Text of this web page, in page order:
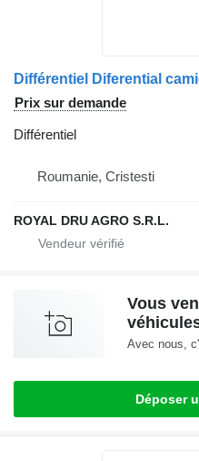
Prix sur demande
Différentiel
Roumanie, Cristesti
ROYAL DRU AGRO S.R.L.
Vous
Avec nous,
Déposer